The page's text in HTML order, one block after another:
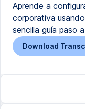
Aprende a
corporativa
sencilla guía paso
Download